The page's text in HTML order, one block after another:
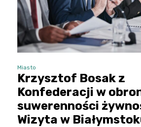
Miasto
Krzysztof Bosak z
Konfederacji w
suwerenności
Wizyta w